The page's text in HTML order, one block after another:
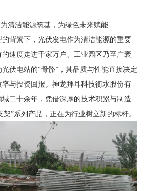
清洁能源筑基，为绿色未来赋能
背景下，光伏发电作为清洁能源的重要
速度走进千家万户、工业园区乃至广袤
伏电站的“骨骼”，其品质与性能直接决定
与投资回报。神龙拜耳科技衡水股份有
二十余年，凭借深厚的技术积累与制造
架”系列产品，正在为行业树立新的标杆。